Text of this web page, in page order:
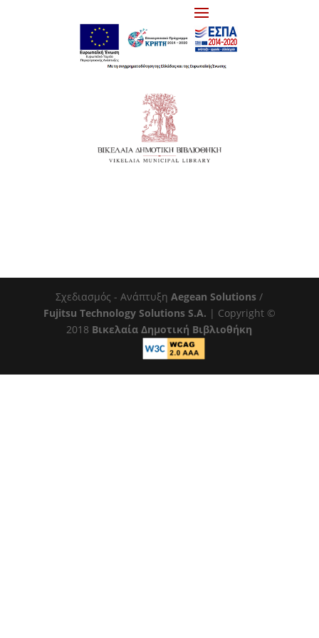
Σχεδιασμός - ΑνάπτυξηAegean Solutions /
Fujitsu Technology Solutions S.A. | Copyright ©
2018 Βικελαία Δημοτική Βιβλιοθήκη